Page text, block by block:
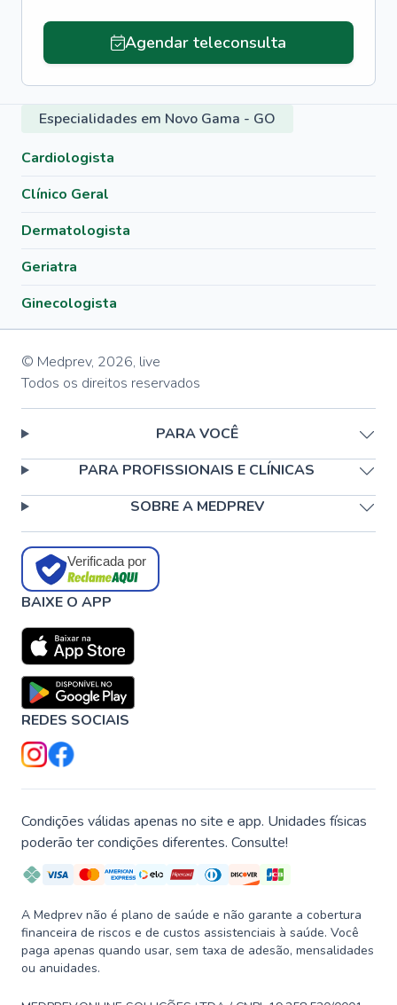
Agendar teleconsulta
Especialidades em Novo Gama - GO
Cardiologista
Clínico Geral
Dermatologista
Geriatra
Ginecologista
© Medprev, 2026, live
Todos os direitos reservados
PARA VOCÊ
PARA PROFISSIONAIS E CLÍNICAS
SOBRE A MEDPREV
Verificada por
BAIXE O APP
REDES SOCIAIS
Condições válidas apenas no site e app. Unidades físicas
poderão ter condições diferentes. Consulte!
A Medprev não é plano de saúde e não garante a cobertura
financeira de riscos e de custos assistenciais à saúde. Você
paga apenas quando usar, sem taxa de adesão, mensalidades
ou anuidades.